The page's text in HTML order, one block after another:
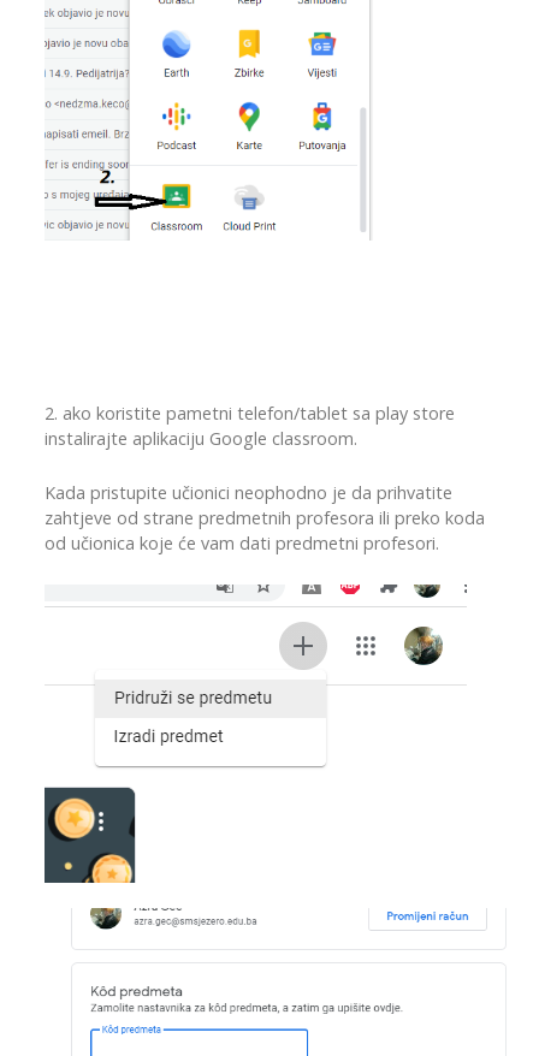
2. ako koristite pametni telefon/tablet sa play store
instalirajte aplikaciju Google classroom.
Kada pristupite učionici neophodno je da prihvatite
zahtjeve od strane predmetnih profesora ili preko koda
od učionica koje će vam dati predmetni profesori.